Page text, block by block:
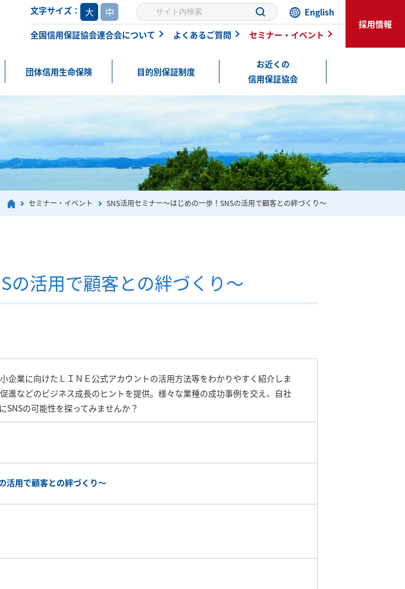
文字サイズ： 大 中
English
全国信用保証協会連合会について
よくあるご質問 セミナー・イベント
採用情報
団体信用生命保険 目的別保証制度
お近くの
信用保証協会
セミナー・イベント SNS活用セミナー～はじめの一歩！SNSの活用で顧客との絆づくり～
の活用で顧客との絆づくり～
業に向けたＬＩＮＥ公式アカウントの活用方法等をわかりやすく紹介しま
進などのビジネス成長のヒントを提供。様々な業種の成功事例を交え、自社
SNSの可能性を探ってみませんか？
活用で顧客との絆づくり～